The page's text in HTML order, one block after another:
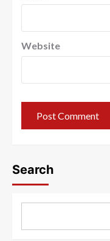
Website
Search